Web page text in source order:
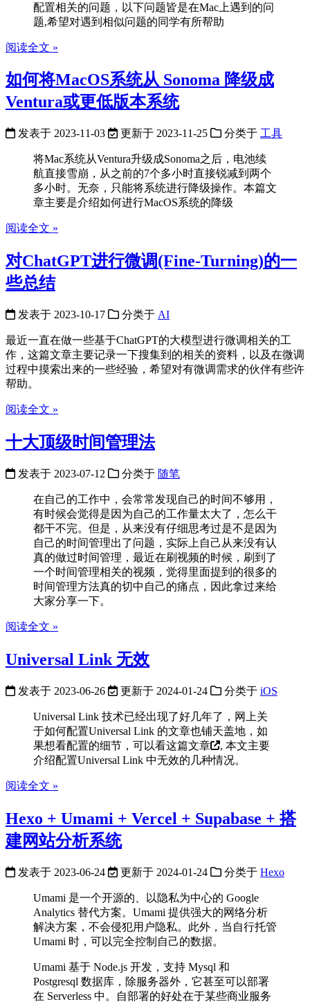
配置相关的问题，以下问题皆是在Mac上遇到的问
题,希望对遇到相似问题的同学有所帮助
阅读全文 »
如何将MacOS系统从 Sonoma 降级成
Ventura或更低版本系统
发表于 2023-11-03 更新于 2023-11-25 分类于 工具
将Mac系统从Ventura升级成Sonoma之后，电池续
航直接雪崩，从之前的7个多小时直接锐减到两个
多小时。无奈，只能将系统进行降级操作。本篇文
章主要是介绍如何进行MacOS系统的降级
阅读全文 »
对ChatGPT进行微调(Fine-Turning)的一
些总结
发表于 2023-10-17 分类于 AI
最近一直在做一些基于ChatGPT的大模型进行微调相关的工
作，这篇文章主要记录一下搜集到的相关的资料，以及在微调
过程中摸索出来的一些经验，希望对有微调需求的伙伴有些许
帮助。
阅读全文 »
十大顶级时间管理法
发表于 2023-07-12 分类于 随笔
在自己的工作中，会常常发现自己的时间不够用，
有时候会觉得是因为自己的工作量太大了，怎么干
都干不完。但是，从来没有仔细思考过是不是因为
自己的时间管理出了问题，实际上自己从来没有认
真的做过时间管理，最近在刷视频的时候，刷到了
一个时间管理相关的视频，觉得里面提到的很多的
时间管理方法真的切中自己的痛点，因此拿过来给
大家分享一下。
阅读全文 »
Universal Link 无效
发表于 2023-06-26 更新于 2024-01-24 分类于 iOS
Universal Link 技术已经出现了好几年了，网上关
于如何配置Universal Link 的文章也铺天盖地，如
果想看配置的细节，可以看这篇文章
, 本文主要
介绍配置Universal Link 中无效的几种情况。
阅读全文 »
Hexo + Umami + Vercel + Supabase + 搭
建网站分析系统
发表于 2023-06-24 更新于 2024-01-24 分类于 Hexo
Umami 是一个开源的、以隐私为中心的 Google
Analytics 替代方案。Umami 提供强大的网络分析
解决方案，不会侵犯用户隐私。此外，当自行托管
Umami 时，可以完全控制自己的数据。
Umami 基于 Node.js 开发，支持 Mysql 和
Postgresql 数据库，除服务器外，它甚至可以部署
在 Serverless 中。自部署的好处在于某些商业服务